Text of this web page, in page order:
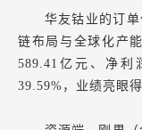
华友钴业的订
链布局与全球化产
589.41亿元、净利
39.59%，业绩亮眼